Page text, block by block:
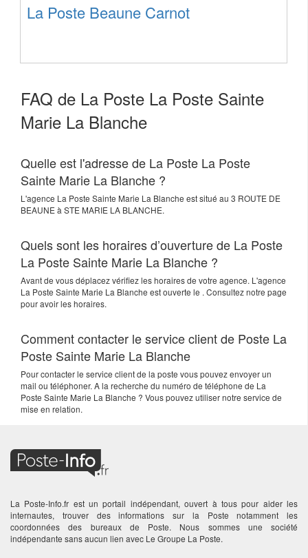
La Poste Beaune Carnot
FAQ de La Poste La Poste Sainte
Marie La Blanche
Quelle est l'adresse de La Poste La Poste
Sainte Marie La Blanche ?
L'agence La Poste Sainte Marie La Blanche est situé au 3 ROUTE DE
BEAUNE à STE MARIE LA BLANCHE.
Quels sont les horaires d’ouverture de La Poste
La Poste Sainte Marie La Blanche ?
Avant de vous déplacez vérifiez les horaires de votre agence. L'agence
La Poste Sainte Marie La Blanche est ouverte le . Consultez notre page
pour avoir les horaires.
Comment contacter le service client de Poste La
Poste Sainte Marie La Blanche
Pour contacter le service client de la poste vous pouvez envoyer un
mail ou téléphoner. A la recherche du numéro de téléphone de La
Poste Sainte Marie La Blanche ? Vous pouvez utiliser notre service de
mise en relation.
La Poste-Info.fr est un portail indépendant, ouvert à tous pour aider les
internautes, trouver des informations sur la Poste notamment les
coordonnées des bureaux de Poste. Nous sommes une société
indépendante sans aucun lien avec Le Groupe La Poste.